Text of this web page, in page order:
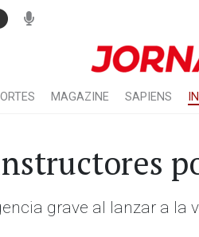
MAGAZINE SAPIENS
grave al lanzar a la